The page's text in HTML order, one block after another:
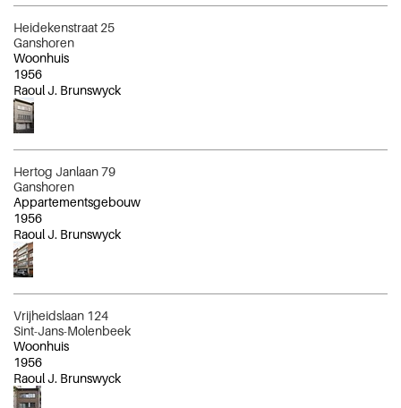
Heidekenstraat 25
Ganshoren
Woonhuis
1956
Raoul J. Brunswyck
Hertog Janlaan 79
Ganshoren
Appartementsgebouw
1956
Raoul J. Brunswyck
Vrijheidslaan 124
Sint-Jans-Molenbeek
Woonhuis
1956
Raoul J. Brunswyck